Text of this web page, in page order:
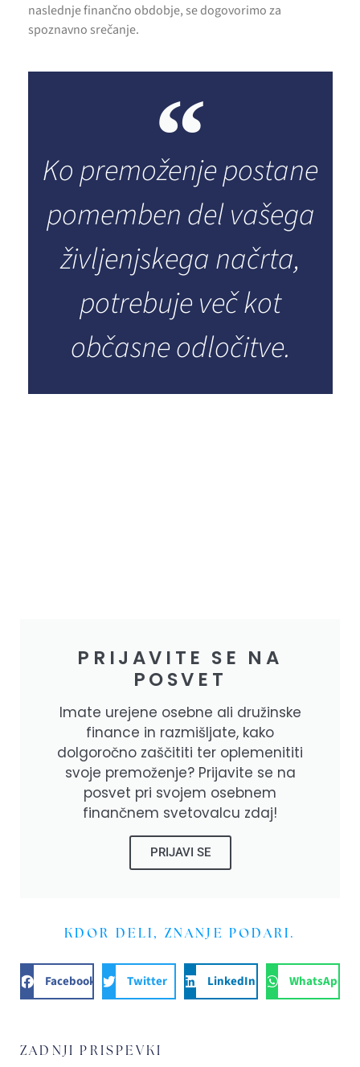
naslednje finančno obdobje, se dogovorimo za
spoznavno srečanje.
Ko premoženje postane
pomemben del vašega
življenjskega načrta,
potrebuje več kot
občasne odločitve.
PRIJAVITE SE NA
POSVET
Imate urejene osebne ali družinske
finance in razmišljate, kako
dolgoročno zaščititi ter oplemenititi
svoje premoženje? Prijavite se na
posvet pri svojem osebnem
finančnem svetovalcu zdaj!
PRIJAVI SE
KDOR DELI, ZNANJE PODARI.
Facebook Twitter LinkedIn WhatsApp
ZADNJI PRISPEVKI